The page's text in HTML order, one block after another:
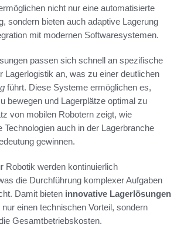
nicht nur eine automatisierte
sondern bieten auch adaptive Lagerung
mit modernen Softwaresystemen.
passen sich schnell an spezifische
Lagerlogistik an, was zu einer deutlichen
führt. Diese Systeme ermöglichen es,
bewegen und Lagerplätze optimal zu
von mobilen Robotern zeigt, wie
Technologien auch in der Lagerbranche
gewinnen.
Robotik werden kontinuierlich
die Durchführung komplexer Aufgaben
Damit bieten innovative Lagerlösungen
nur einen technischen Vorteil, sondern
Gesamtbetriebskosten.